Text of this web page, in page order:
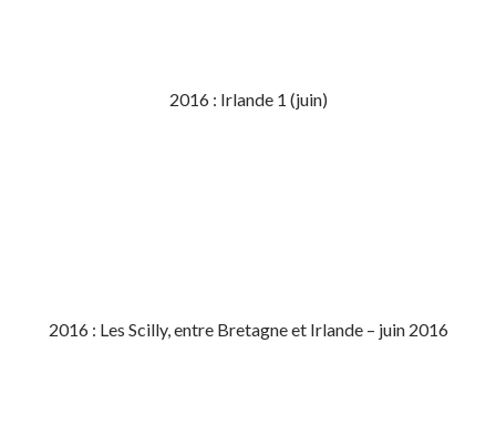
2016 : Irlande 1 (juin)
2016 : Les Scilly, entre Bretagne et Irlande – juin 2016